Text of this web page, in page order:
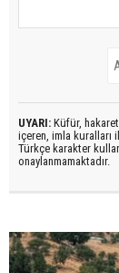
UYARI: Küfür,
içeren, imla kuralları
Türkçe karakter
onaylanmamaktadır.